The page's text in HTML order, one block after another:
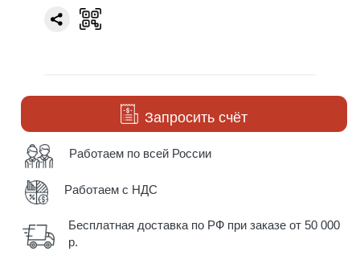
Запросить счёт
Работаем по всей России
Работаем с НДС
Бесплатная доставка по РФ при заказе от 50 000
р.